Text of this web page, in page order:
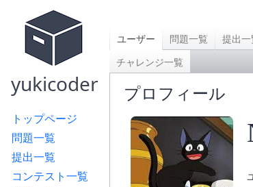
yukicoder
トップページ
問題一覧
提出一覧
コンテスト一覧
ユーザー 問題一覧 提出一
チャレンジ一覧
プロフィール